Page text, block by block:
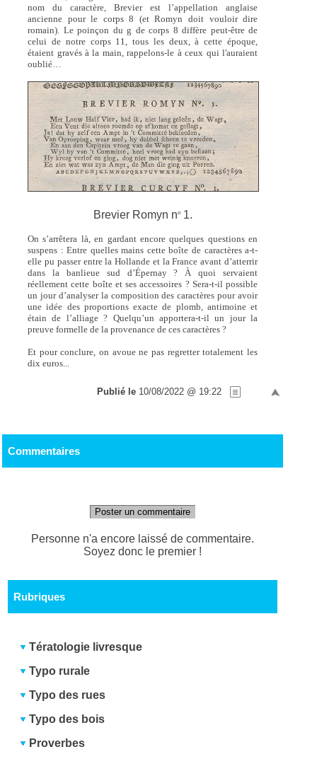
nom du caractère, Brevier est l’appellation anglaise
ancienne pour le corps 8 (et Romyn doit vouloir dire
romain). Le poinçon du g de corps 8 diffère peut-être de
celui de notre corps 11, tous les deux, à cette époque,
étaient gravés à la main, rappelons-le à ceux qui l'auraient
oublié…
Brevier Romyn no1.
On s’arrêtera là, en gardant encore quelques questions en
suspens : Entre quelles mains cette boîte de caractères a-t-
elle pu passer entre la Hollande et la France avant d’atterrir
dans la banlieue sud d’Épernay ? À quoi servaient
réellement cette boîte et ses accessoires ? Sera-t-il possible
un jour d’analyser la composition des caractères pour avoir
une idée des proportions exacte de plomb, antimoine et
étain de l’alliage ? Quelqu’un apportera-t-il un jour la
preuve formelle de la provenance de ces caractères ?
Et pour conclure, on avoue ne pas regretter totalement les
dix euros...
Publié le 10/08/2022 @ 19:22
Commentaires
Poster un commentaire
Personne n'a encore laissé de commentaire.
Soyez donc le premier !
Rubriques
Tératologie livresque
Typo rurale
Typo des rues
Typo des bois
Proverbes